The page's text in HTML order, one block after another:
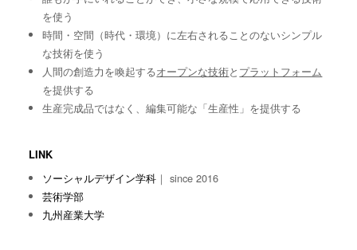
を使う
時間・空間（時代・環境）に左右されることのないシンプル
な技術を使う
人間の創造力を喚起するオープンな技術と プラットフォーム
を提供する
生産完成品ではなく、編集可能な「生産性」を提供する
LINK
ソーシャルデザイン学科 ｜ since 2016
芸術学部
九州産業大学